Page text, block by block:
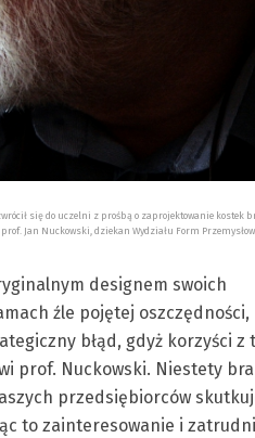
się do uczelni z prośbą o zaprojektowanie kostek
Jan Nuckowski, dziekan Wydziału Form
designem swoich
źle pojętej oszczędności,
błąd, gdyż korzyści z
prof. Nuckowski. Niestety
przedsiębiorców
to zainteresowanie i